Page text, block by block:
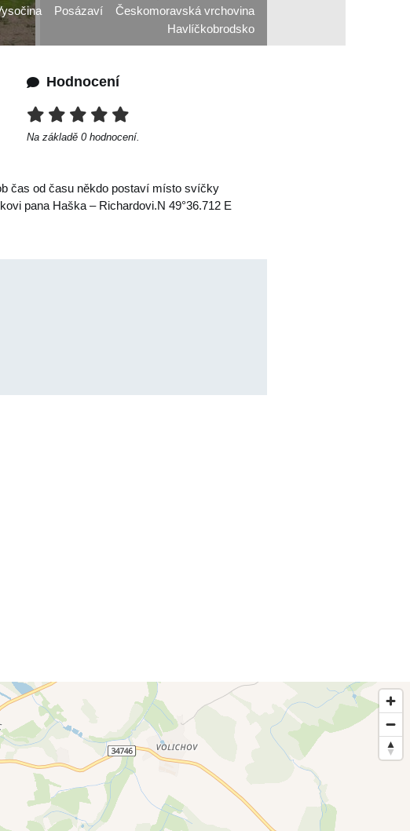
Hodnocení
Na základě 0 hodnocení.
čas od času někdo postaví místo svíčky
pana Haška – Richardovi.N 49°36.712 E
Posázaví
Českomoravská vrchovina
Havlíčkobrodsko